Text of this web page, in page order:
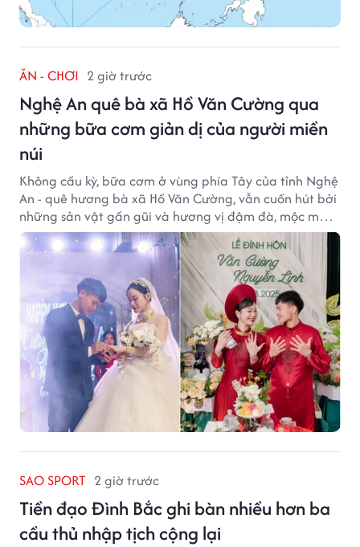
ĂN - CHƠI 2 giờ trước
Nghệ An quê bà xã Hồ Văn Cường qua
những bữa cơm giản dị của người miền
núi
Không cầu kỳ, bữa cơm ở vùng phía Tây của tỉnh Nghệ
An - quê hương bà xã Hồ Văn Cường, vẫn cuốn hút bởi
những sản vật gần gũi và hương vị đậm đà, mộc mạc
của núi rừng.
SAO SPORT 2 giờ trước
Tiền đạo Đình Bắc ghi bàn nhiều hơn ba
cầu thủ nhập tịch cộng lại